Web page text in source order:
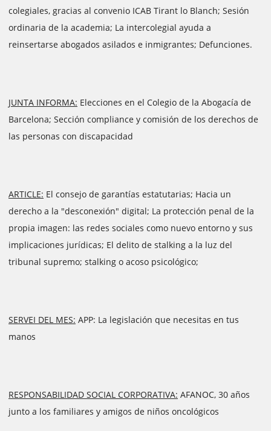
colegiales, gracias al convenio ICAB Tirant lo Blanch; Sesión
ordinaria de la academia; La intercolegial ayuda a
reinsertarse abogados asilados e inmigrantes; Defunciones.
JUNTA INFORMA: Elecciones en el Colegio de la Abogacía de
Barcelona; Sección compliance y comisión de los derechos de
las personas con discapacidad
ARTICLE: El consejo de garantías estatutarias; Hacia un
derecho a la "desconexión" digital; La protección penal de la
propia imagen: las redes sociales como nuevo entorno y sus
implicaciones jurídicas; El delito de stalking a la luz del
tribunal supremo; stalking o acoso psicológico;
SERVEI DEL MES: APP: La legislación que necesitas en tus
manos
RESPONSABILIDAD SOCIAL CORPORATIVA: AFANOC, 30 años
junto a los familiares y amigos de niños oncológicos